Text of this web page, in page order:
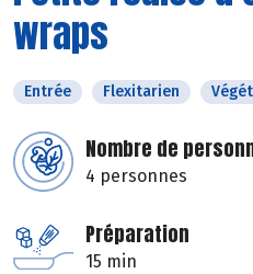
wraps
Entrée Flexitarien
Nombre de
4 personnes
Préparation
15 min